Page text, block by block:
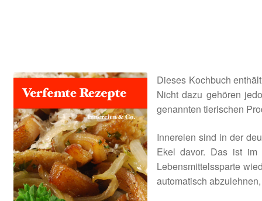
Kasse
Impressum
AGB
Dieses Kochbuch
Nicht dazu gehören
genannten tierischen
Innereien sind in der
Ekel davor. Das ist im
Lebensmittelssparte
automatisch